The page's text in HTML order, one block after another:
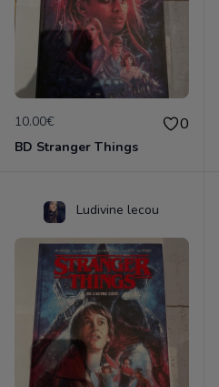
10.00€ 0
BD Stranger Things
Ludivine lecou